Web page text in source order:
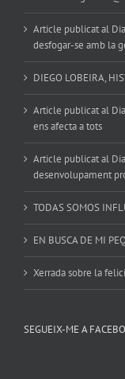
Article publicat al
desfogar-se amb la
DIEGO LOBEIRA,
Article publicat al
ens afecta a tots
Article publicat al
desenvolupament
TODAS SOMOS
EN BUSCA DE MI
Xerrada sobre la
SEGUEIX-ME A